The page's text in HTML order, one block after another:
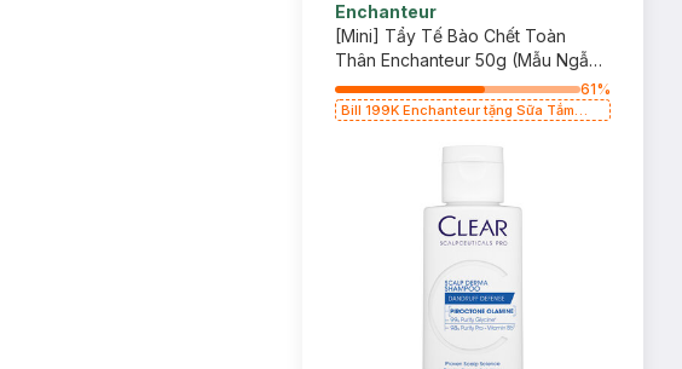
Enchanteur
[Mini] Tẩy Tế Bào Chết Toàn
Thân Enchanteur 50g (Mẫu Ngẫu
Nhiên)
61%
Bill 199K Enchanteur tặng Sữa Tắm